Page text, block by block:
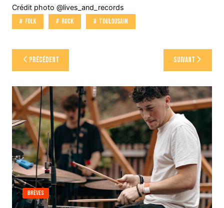
Crédit photo @lives_and_records
Folk
Rock Toulousain
Navigation
de
l’article
Précédent Suivant
Brèves